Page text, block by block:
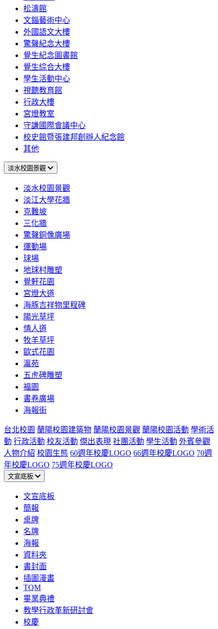
松濤館
文錙藝術中心
外國語文大樓
驚聲紀念大樓
覺生紀念圖書館
覺生綜合大樓
學生活動中心
視聽教育館
行政大樓
宮燈教室
守謙國際會議中心
校史館暨張建邦創辦人紀念館
其他
淡水校園景觀
淡水校園景觀
淡江大學花牆
克難坡
三化牆
驚聲銅像廣場
運動場
球場
地球村雕塑
覺軒花園
宮燈大道
海豚吉祥物里程碑
陽光草坪
情人道
牧羊草坪
歐式花園
瀛苑
五虎碑雕塑
福園
書卷廣場
海報街
台北校園 蘭陽校園建築物 蘭陽校園景觀 蘭陽校園活動 學術活
動 行政活動 校友活動 傑出表現 社團活動 學生活動 外賓參觀
人物介紹 校園生態 60週年校慶LOGO 66週年校慶LOGO 70週
年校慶LOGO 75週年校慶LOGO
文宣底板
文宣底板
簡報
桌牌
名牌
海報
資料夾
書封面
插圖漫畫
TQM
畢業典禮
教學行政革新研討會
校慶